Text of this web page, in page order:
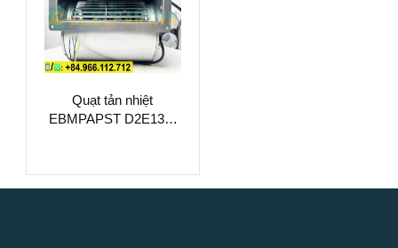
Quạt tản nhiệt
EBMPAPST D2E133-